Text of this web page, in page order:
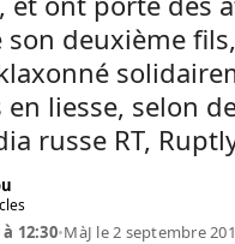
son deuxième
liesse, selon
russe RT,
12:30•MàJ le 2 septembre